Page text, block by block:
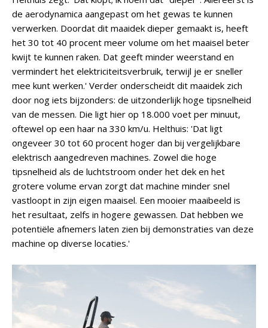
de aerodynamica aangepast om het gewas te kunnen
verwerken. Doordat dit maaidek dieper gemaakt is, heeft
het 30 tot 40 procent meer volume om het maaisel beter
kwijt te kunnen raken. Dat geeft minder weerstand en
vermindert het elektriciteitsverbruik, terwijl je er sneller
mee kunt werken.' Verder onderscheidt dit maaidek zich
door nog iets bijzonders: de uitzonderlijk hoge tipsnelheid
van de messen. Die ligt hier op 18.000 voet per minuut,
oftewel op een haar na 330 km/u. Helthuis: 'Dat ligt
ongeveer 30 tot 60 procent hoger dan bij vergelijkbare
elektrisch aangedreven machines. Zowel die hoge
tipsnelheid als de luchtstroom onder het dek en het
grotere volume ervan zorgt dat machine minder snel
vastloopt in zijn eigen maaisel. Een mooier maaibeeld is
het resultaat, zelfs in hogere gewassen. Dat hebben we
potentiële afnemers laten zien bij demonstraties van deze
machine op diverse locaties.'